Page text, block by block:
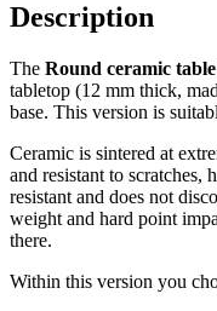
Description
The Round ceramic
tabletop (12 mm thick,
base. This version is
Ceramic is sintered at
and resistant to scratches,
resistant and does not
weight and hard point
there.
Within this version you